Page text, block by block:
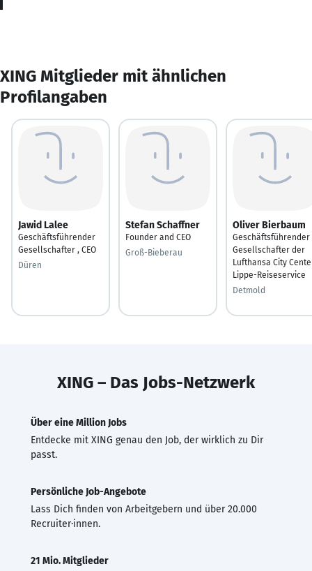
XING Mitglieder mit ähnlichen
Profilangaben
Jawid Lalee
Geschäftsführender
Gesellschafter , CEO
Düren
Stefan Schaffner
Founder and CEO
Groß-Bieberau
Oliver Bierbaum
Geschäftsführender
Gesellschafter der
Lufthansa City
Lippe-Reiseservice
Detmold
XING – Das Jobs-Netzwerk
Über eine Million Jobs
Entdecke mit XING genau den Job, der wirklich zu Dir
passt.
Persönliche Job-Angebote
Lass Dich finden von Arbeitgebern und über 20.000
Recruiter·innen.
21 Mio. Mitglieder